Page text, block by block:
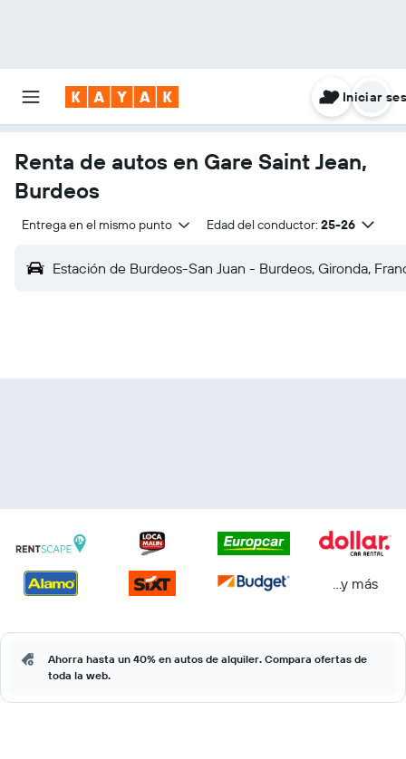
Iniciar
Renta de autos en Gare Saint Jean,
Burdeos
Entrega en el mismo punto Edad del conductor: 25-26
Estación de Burdeos-San Juan - Burdeos, Gironda,
...y más
Ahorra hasta un 40% en autos de alquiler. Compara ofertas de
toda la web.